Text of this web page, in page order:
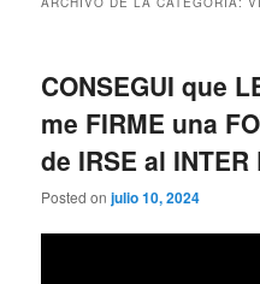
CONSEGUI que
me FIRME una
de IRSE al INTER
Posted onjulio 10, 2024